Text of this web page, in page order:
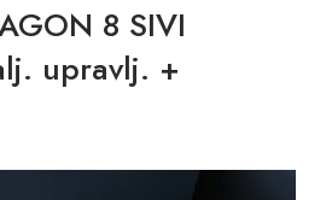
8 SIVI
upravlj. +